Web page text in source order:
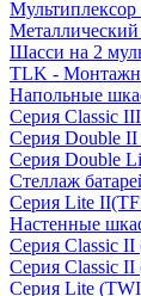
Шасси на 2
TLK -
Напольные
Серия Classic
Серия Double
Серия Double
Стеллаж
Серия Lite
Настенные
Серия Classic
Серия Classic
Серия Lite